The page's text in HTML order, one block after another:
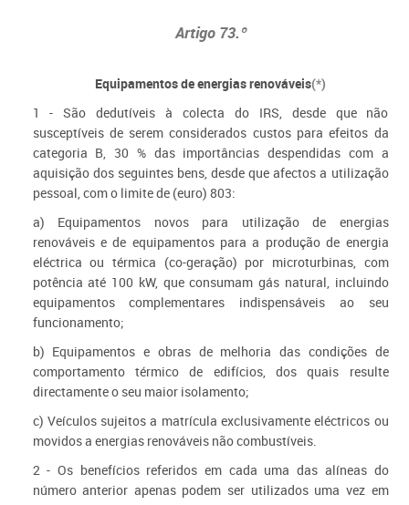
Artigo 73.º
Equipamentos de energias renováveis(*)
1 - São dedutíveis à colecta do IRS, desde que não
susceptíveis de serem considerados custos para efeitos da
categoria B, 30 % das importâncias despendidas com a
aquisição dos seguintes bens, desde que afectos a utilização
pessoal, com o limite de (euro) 803:
a) Equipamentos novos para utilização de energias
renováveis e de equipamentos para a produção de energia
eléctrica ou térmica (co-geração) por microturbinas, com
potência até 100 kW, que consumam gás natural, incluindo
equipamentos complementares indispensáveis ao seu
funcionamento;
b) Equipamentos e obras de melhoria das condições de
comportamento térmico de edifícios, dos quais resulte
directamente o seu maior isolamento;
c) Veículos sujeitos a matrícula exclusivamente eléctricos ou
movidos a energias renováveis não combustíveis.
2 - Os benefícios referidos em cada uma das alíneas do
número anterior apenas podem ser utilizados uma vez em